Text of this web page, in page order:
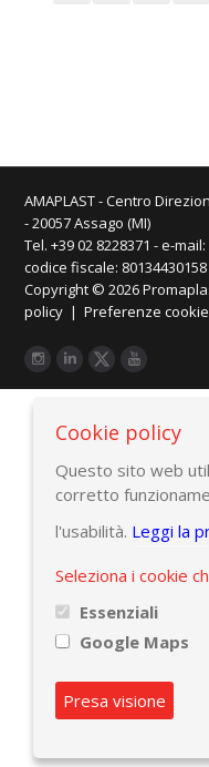
AMAPLAST - Centro
- 20057 Assago (MI)
Tel. +39 02 8228371 - e-mail:
codice fiscale: 80134430158
Copyright © 2026
policy |Preferenze
Cookie policy
Questo sito web
corretto
l'usabilità. Leggi la
Seleziona i cookie
Essenziali
Google Maps
Presa visione